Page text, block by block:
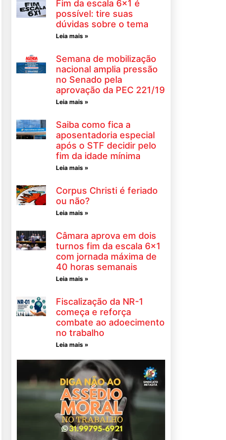
Fim da escala 6×1 é
possível: tire suas
dúvidas sobre o tema
Leia mais »
Semana de mobilização
nacional amplia pressão
no Senado pela
aprovação da PEC 221/19
Leia mais »
Saiba como fica a
aposentadoria especial
após o STF decidir pelo
fim da idade mínima
Leia mais »
Corpus Christi é feriado
ou não?
Leia mais »
Câmara aprova em dois
turnos fim da escala 6×1
com jornada máxima de
40 horas semanais
Leia mais »
Fiscalização da NR-1
começa e reforça
combate ao adoecimento
no trabalho
Leia mais »